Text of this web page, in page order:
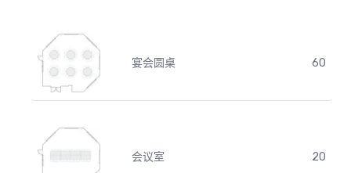
宴会圆桌 60
会议室 20